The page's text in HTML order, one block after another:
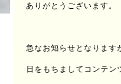
ありがとうございます。
急なお知らせとなりま
日をもちまして コンテン
入浴の女王 |